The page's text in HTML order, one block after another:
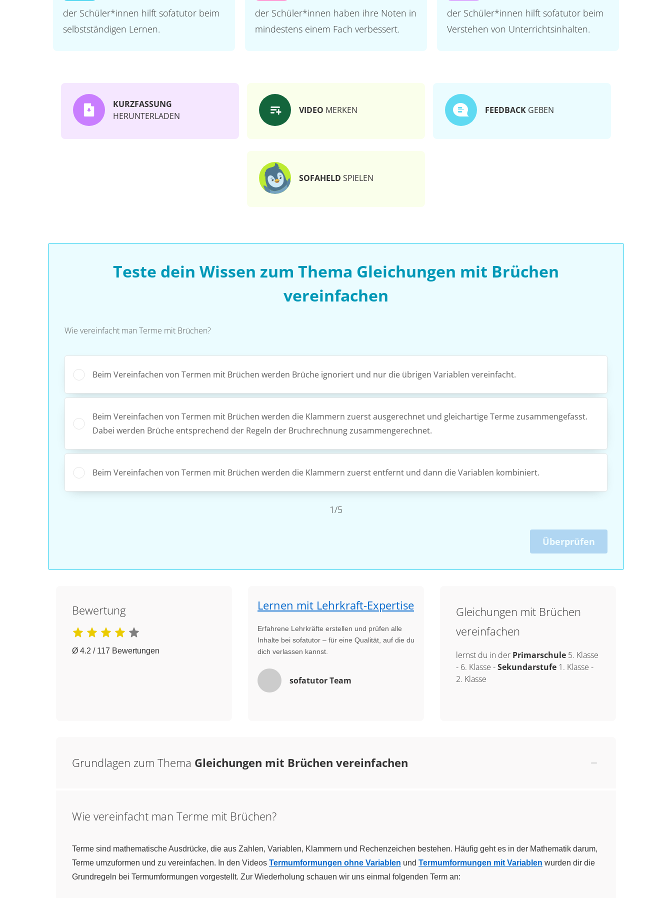
der Schüler*innen hilft sofatutor beim
selbstständigen Lernen.
der Schüler*innen haben ihre Noten in
mindestens einem Fach verbessert.
der Schüler*innen hilft sofatutor beim
Verstehen von Unterrichtsinhalten.
KURZFASSUNG
HERUNTERLADEN
VIDEO MERKEN FEEDBACK GEBEN
SOFAHELD SPIELEN
Teste dein Wissen zum Thema Gleichungen mit Brüchen
vereinfachen
Wie vereinfacht man Terme mit Brüchen?
Beim Vereinfachen von Termen mit Brüchen werden Brüche ignoriert und nur die übrigen Variablen vereinfacht.
Beim Vereinfachen von Termen mit Brüchen werden die Klammern zuerst ausgerechnet und gleichartige Terme zusammengefasst.
Dabei werden Brüche entsprechend der Regeln der Bruchrechnung zusammengerechnet.
Beim Vereinfachen von Termen mit Brüchen werden die Klammern zuerst entfernt und dann die Variablen kombiniert.
1/5
Überprüfen
Bewertung
Ø 4.2 / 117 Bewertungen
Lernen mit Lehrkraft-Expertise
Erfahrene Lehrkräfte erstellen und prüfen alle
Inhalte bei sofatutor – für eine Qualität, auf die du
dich verlassen kannst.
sofatutor Team
Gleichungen mit Brüchen
vereinfachen
lernst du in der Primarschule 5. Klasse
- 6. Klasse -Sekundarstufe 1. Klasse -
2. Klasse
Grundlagen zum Thema Gleichungen mit Brüchen vereinfachen
Wie vereinfacht man Terme mit Brüchen?
Terme sind mathematische Ausdrücke, die aus Zahlen, Variablen, Klammern und Rechenzeichen bestehen. Häufig geht es in der Mathematik darum,
Terme umzuformen und zu vereinfachen. In den Videos Termumformungen ohne Variablen und Termumformungen mit Variablen wurden dir die
Grundregeln bei Termumformungen vorgestellt. Zur Wiederholung schauen wir uns einmal folgenden Term an: